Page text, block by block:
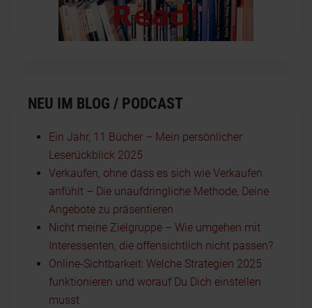
NEU IM BLOG / PODCAST
Ein Jahr, 11 Bücher – Mein persönlicher
Leserückblick 2025
Verkaufen, ohne dass es sich wie Verkaufen
anfühlt – Die unaufdringliche Methode, Deine
Angebote zu präsentieren
Nicht meine Zielgruppe – Wie umgehen mit
Interessenten, die offensichtlich nicht passen?
Online-Sichtbarkeit: Welche Strategien 2025
funktionieren und worauf Du Dich einstellen
musst